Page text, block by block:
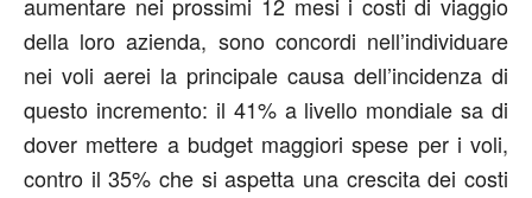
della loro azienda, sono concordi nell’individuare
nei voli aerei la principale causa dell’incidenza di
questo incremento: il 41% a livello mondiale sa di
dover mettere a budget maggiori spese per i voli,
contro il 35% che si aspetta una crescita dei costi